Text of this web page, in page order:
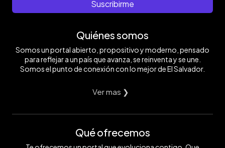
Suscribirme
Quiénes somos
Somos un portal abierto, propositivo y moderno, pensado
para reflejar a un país que avanza, se reinventa y se une.
Somos el punto de conexión con lo mejor de El Salvador.
Ver mas ❯
Qué ofrecemos